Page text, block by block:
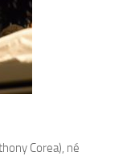
Corea), né